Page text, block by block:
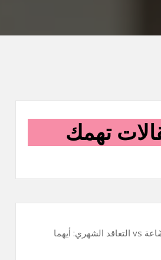
تهمك
التنظيف بالساعة vs التعاقد الشهري: أيهما